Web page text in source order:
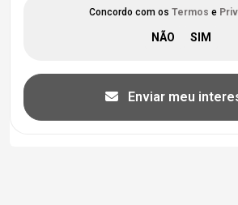
Concordo com os Termos e
Enviar meu